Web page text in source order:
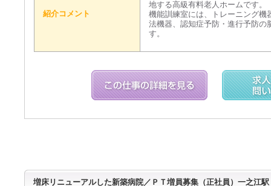
紹介コメント
地する高級有料老人ホームです。
機能訓練室には、トレーニング機
法機器、認知症予防・進行予防の
す。
増床リニューアルした新築病院／ＰＴ増員募集（正社員）一之江駅